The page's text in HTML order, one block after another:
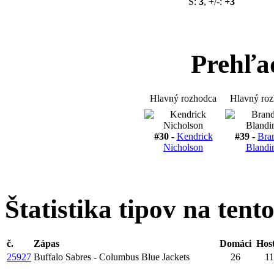
Hlavný rozhodca Hlavný
#30 - Kendrick
Nicholson
#39 -
Štatistika tipov na
č. Zápas Domáci
25927 Buffalo Sabres - Columbus Blue Jackets 26 11